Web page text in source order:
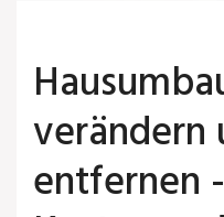
verändern
entfernen